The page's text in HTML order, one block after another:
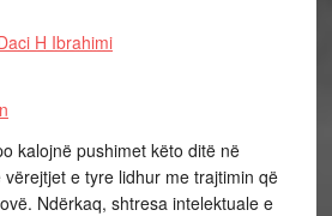
kalojnë pushimet këto ditë në
e tyre lidhur me trajtimin që
Ndërkaq, shtresa intelektuale e